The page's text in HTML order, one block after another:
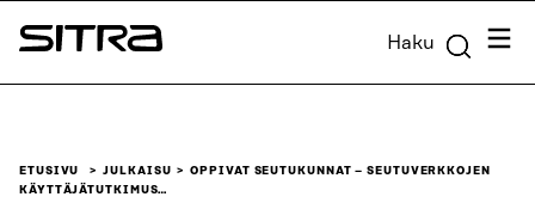
Siirry
suoraan
Sitra Haku
ETUSIVU JULKAISU
OPPIVAT SEUTUKUNNAT – SEUTUVERKKOJEN
KÄYTTÄJÄTUTKIMUS…